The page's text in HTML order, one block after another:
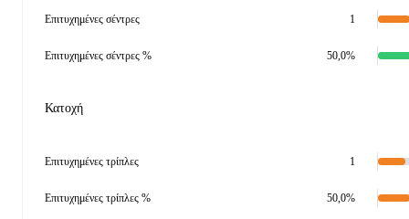
Επιτυχημένες σέντρες 1
Επιτυχημένες σέντρες % 50,0%
Κατοχή
Επιτυχημένες τρίπλες 1
Επιτυχημένες τρίπλες % 50,0%